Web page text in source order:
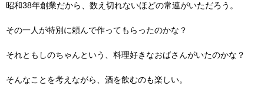
昭和38年創業だから、数え切れないほどの常連がいただろう。
その一人が特別に頼んで作ってもらったのかな？
それともしのちゃんという、料理好きなおばさんがいたのかな？
そんなことを考えながら、酒を飲むのも楽しい。